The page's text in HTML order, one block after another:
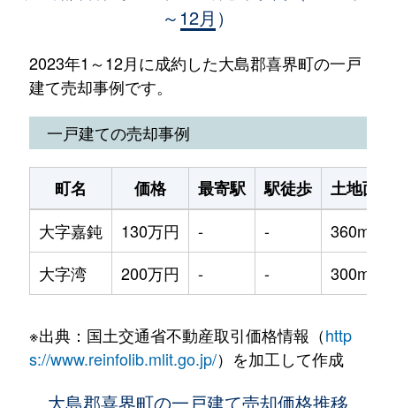
～12月）
2023年1～12月に成約した大島郡喜界町の一戸
建て売却事例です。
一戸建ての売却事例
町名 価格 最寄駅 駅徒歩
土地面積
大字嘉鈍
130万円 - -
360m²
大字湾
200万円 - - 300m²
※出典：国土交通省不動産取引価格情報（http
s://www.reinfolib.mlit.go.jp/）を加工して作成
大島郡喜界町の一戸建て売却価格推移